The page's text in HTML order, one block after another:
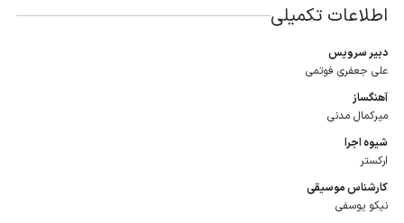
اطلاعات تکمیلی
دبیر سرویس
علی جعفری فوتمی
آهنگساز
میرکمال مدنی
شیوه اجرا
ارکستر
كارشناس موسیقی
نیکو یوسفی